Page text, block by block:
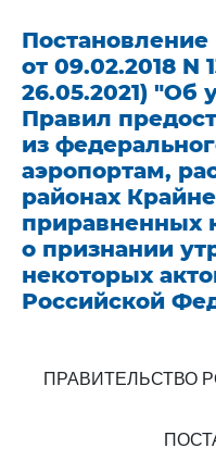
от 09.02.2018 N
26.05.2021) "Об
Правил
из
аэропортам,
районах
приравненных
о признании
некоторых
Российской
ПРАВИТЕЛЬСТВО